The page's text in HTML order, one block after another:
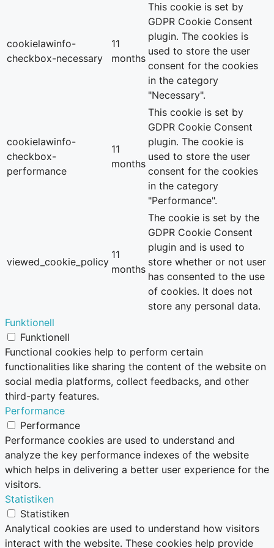
cookielawinfo-
checkbox-necessary
11
months
This cookie is set by
GDPR Cookie Consent
plugin. The cookies is
used to store the user
consent for the cookies
in the category
"Necessary".
cookielawinfo-
checkbox-
performance
11
months
This cookie is set by
GDPR Cookie Consent
plugin. The cookie is
used to store the user
consent for the cookies
in the category
"Performance".
viewed_cookie_policy
11
months
The cookie is set by the
GDPR Cookie Consent
plugin and is used to
store whether or not user
has consented to the use
of cookies. It does not
store any personal data.
Funktionell
Funktionell
Functional cookies help to perform certain
functionalities like sharing the content of the website on
social media platforms, collect feedbacks, and other
third-party features.
Performance
Performance
Performance cookies are used to understand and
analyze the key performance indexes of the website
which helps in delivering a better user experience for the
visitors.
Statistiken
Statistiken
Analytical cookies are used to understand how visitors
interact with the website. These cookies help provide